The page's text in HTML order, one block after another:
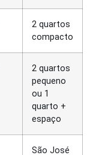
2 quartos
compacto
2 quartos
pequeno
ou 1
quarto +
espaço
São José